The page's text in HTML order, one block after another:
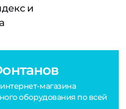
и
магазина
оборудования по всей